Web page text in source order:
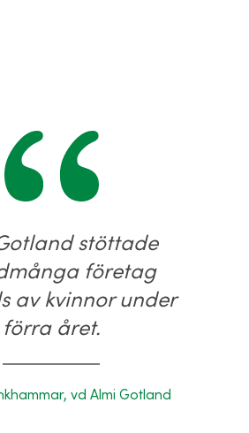
stöttade
företag
av kvinnor under
förra året.
vd Almi Gotland